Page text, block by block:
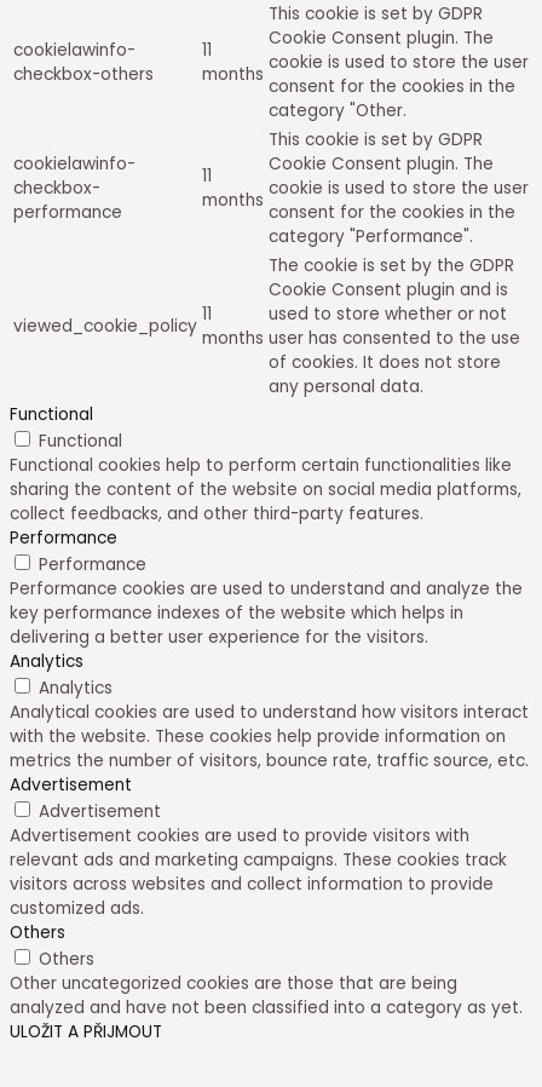
cookielawinfo-
checkbox-others
11
months
This cookie is set by GDPR
Cookie Consent plugin. The
cookie is used to store the user
consent for the cookies in the
category "Other.
cookielawinfo-
checkbox-
performance
11
months
This cookie is set by GDPR
Cookie Consent plugin. The
cookie is used to store the user
consent for the cookies in the
category "Performance".
viewed_cookie_policy
11
months
The cookie is set by the GDPR
Cookie Consent plugin and is
used to store whether or not
user has consented to the use
of cookies. It does not store
any personal data.
Functional
Functional
Functional cookies help to perform certain functionalities like
sharing the content of the website on social media platforms,
collect feedbacks, and other third-party features.
Performance
Performance
Performance cookies are used to understand and analyze the
key performance indexes of the website which helps in
delivering a better user experience for the visitors.
Analytics
Analytics
Analytical cookies are used to understand how visitors interact
with the website. These cookies help provide information on
metrics the number of visitors, bounce rate, traffic source, etc.
Advertisement
Advertisement
Advertisement cookies are used to provide visitors with
relevant ads and marketing campaigns. These cookies track
visitors across websites and collect information to provide
customized ads.
Others
Others
Other uncategorized cookies are those that are being
analyzed and have not been classified into a category as yet.
ULOŽIT A PŘIJMOUT